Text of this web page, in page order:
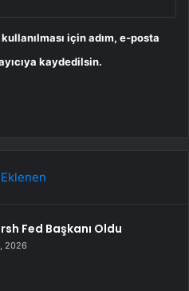
için adım, e-posta
kaydedilsin.
Fed Başkanı Oldu
2026